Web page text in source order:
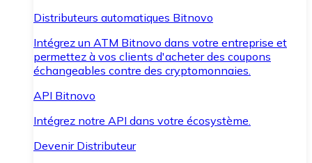
Distributeurs automatiques Bitnovo
Intégrez un ATM Bitnovo dans votre entreprise et
permettez à vos clients d'acheter des coupons
échangeables contre des cryptomonnaies.
API Bitnovo
Intégrez notre API dans votre écosystème.
Devenir Distributeur